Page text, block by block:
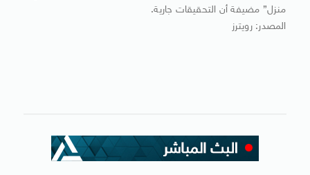
منزل” مضيفة أن التحقيقات جارية.
المصدر: رويترز